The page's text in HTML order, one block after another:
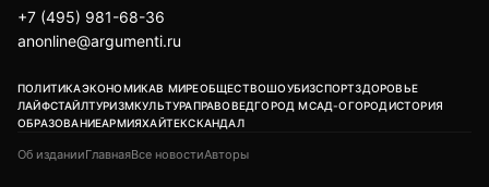
+7 (495) 981-68-36
anonline@argumenti.ru
ПОЛИТИКАЭКОНОМИКАВ МИРЕОБЩЕСТВОШОУБИЗСПОРТЗДОРОВЬЕ
ЛАЙФСТАЙЛТУРИЗМКУЛЬТУРАПРАВОВЕДГОРОД МСАД-ОГОРОДИСТОРИЯ
ОБРАЗОВАНИЕАРМИЯХАЙТЕКСКАНДАЛ
Об изданииГлавнаяВсе новостиАвторы